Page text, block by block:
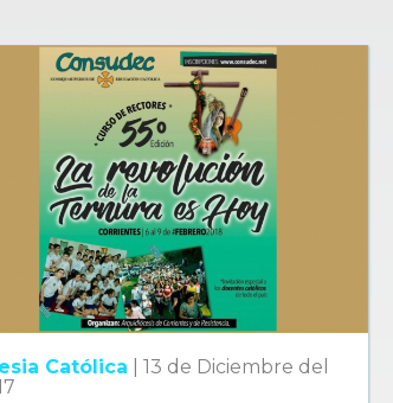
Católica
13 de Diciembre del